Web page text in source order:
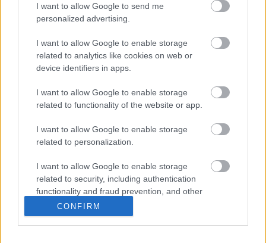
I want to allow Google to send me
personalized advertising.
I want to allow Google to enable storage
related to analytics like cookies on web or
device identifiers in apps.
I want to allow Google to enable storage
related to functionality of the website or app.
I want to allow Google to enable storage
related to personalization.
I want to allow Google to enable storage
related to security, including authentication
functionality and fraud prevention, and other
user protection.
CONFIRM
Autópiac
Ford Ranger
Üzemanyag: Benzin
22 900 000 Ft + Áfa
Szín: Sötétszürke (metál)
Üzemanyag: Benzin
11 599 000 Ft